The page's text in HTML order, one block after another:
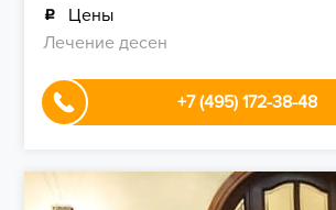
Цены
Лечение десен
+7 (495) 172-38-48